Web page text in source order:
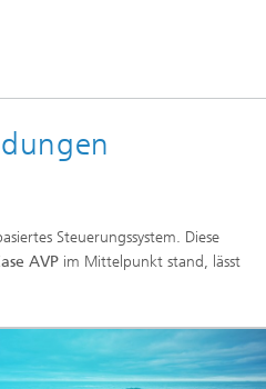
Steuerungssystem. Diese
AVP im Mittelpunkt stand, lässt